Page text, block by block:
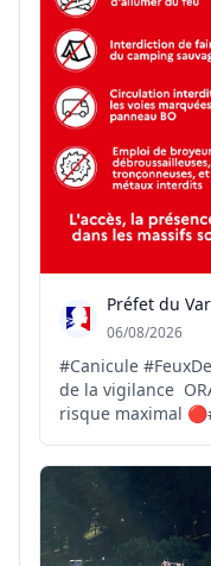
Préfet du Var
06/08/2026
#Canicule
de la vigilance
risque maximal
37°C sur le littoral et 40°C
https://